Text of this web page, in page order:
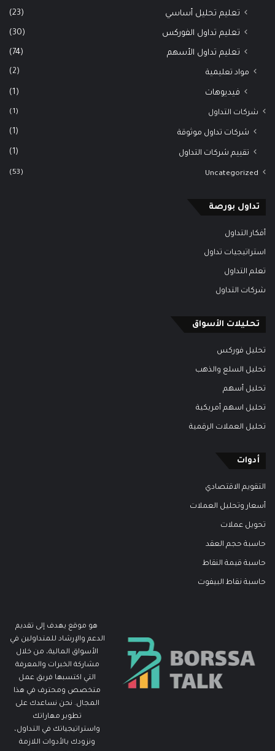
تعليم تحليل أساسي (23)
تعليم تداول الفوركس (30)
تعليم تداول الأسهم (74)
مواد تعليمية (2)
فيديوهات (1)
شركات التداول (1)
شركات تداول موثوقة (1)
تقييم شركات التداول (1)
Uncategorized
(53)
تداول بورصة
أفكار التداول
استراتيجيات تداول
تعلم التداول
شركات التداول
تحليلات الأسواق
تحليل فوركس
تحليل السلع والذهب
تحليل أسهم
تحليل اسهم أمريكية
تحليل العملات الرقمية
أدوات
التقويم الاقتصادي
أسعار وتحليل العملات
تحويل عملات
حاسبة حجم العقد
حاسبة قيمة النقاط
حاسبة نقاط البيفوت
هو موقع يهدف إلى تقديم
الدعم والإرشاد للمتداولين في
الأسواق المالية، من خلال
مشاركة الخبرات والمعرفة
التي اكتسبها فريق عمل
متخصص ومحترف في هذا
المجال. نحن نساعدك على
تطوير مهاراتك
واستراتيجياتك في التداول،
ونزودك بالأدوات اللازمة